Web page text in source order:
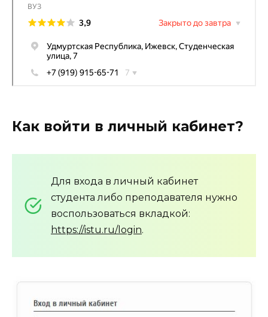
Как войти в личный кабинет?
Для входа в личный кабинет
студента либо преподавателя нужно
воспользоваться вкладкой:
https://istu.ru/login.